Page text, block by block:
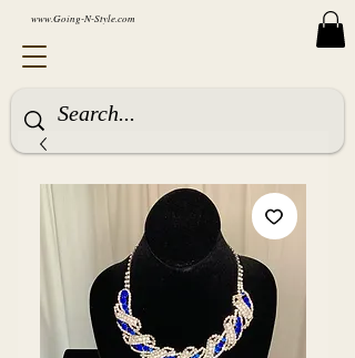
www.Going-N-Style.com